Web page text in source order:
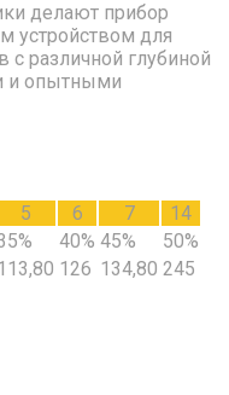
делают прибор
устройством для
с различной глубиной
и опытными
5 6 7
14
40% 45%
50%
126 134,80 245